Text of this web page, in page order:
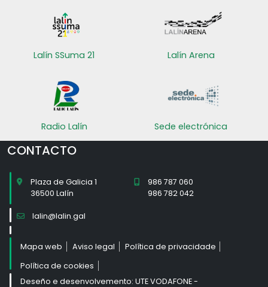
Lalín SSuma 21 Lalín Arena
Radio Lalín Sede electrónica
CONTACTO
Plaza de Galicia 1
36500 Lalín
986 787 060
986 782 042
lalin@lalin.gal
Mapa web Aviso legal
Política de privacidade
Política de cookies
Deseño e desenvolvemento: UTE VODAFONE -